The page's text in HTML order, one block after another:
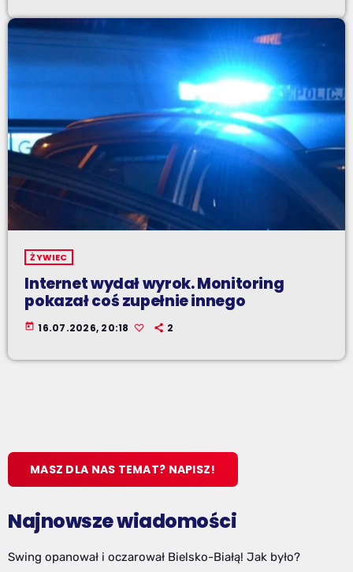
ŻYWIEC
Internet wydał wyrok. Monitoring
pokazał coś zupełnie innego
today 16.07.2026, 20:18 2
MASZ DLA NAS TEMAT? NAPISZ!
Najnowsze wiadomości
Swing opanował i oczarował Bielsko-Białą! Jak było?